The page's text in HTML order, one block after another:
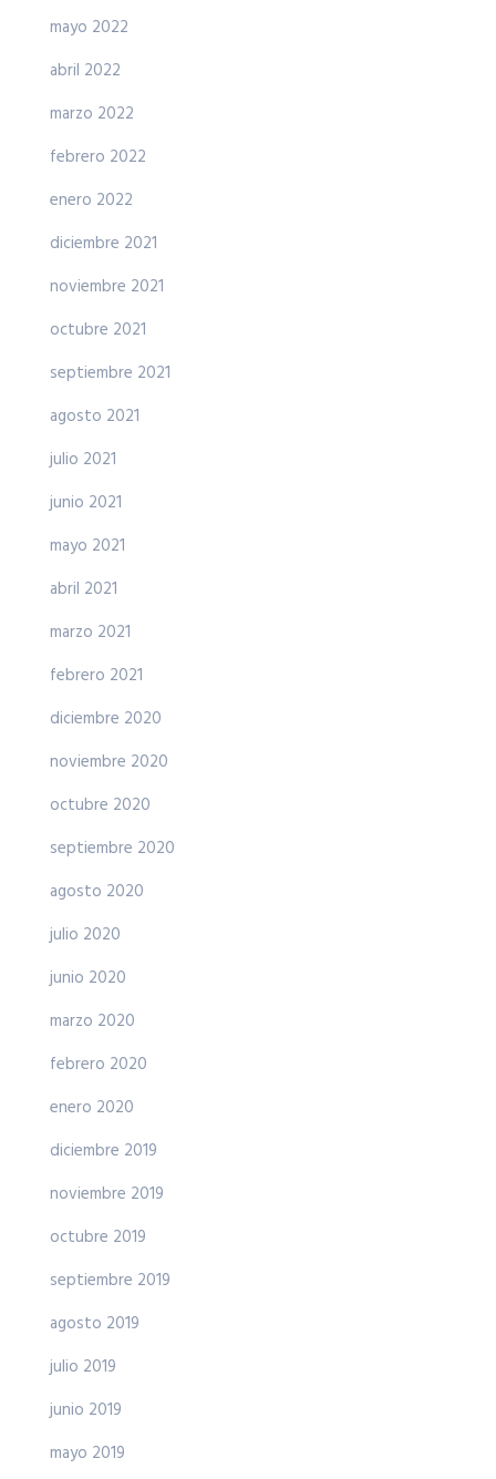
mayo 2022
abril 2022
marzo 2022
febrero 2022
enero 2022
diciembre 2021
noviembre 2021
octubre 2021
septiembre 2021
agosto 2021
julio 2021
junio 2021
mayo 2021
abril 2021
marzo 2021
febrero 2021
diciembre 2020
noviembre 2020
octubre 2020
septiembre 2020
agosto 2020
julio 2020
junio 2020
marzo 2020
febrero 2020
enero 2020
diciembre 2019
noviembre 2019
octubre 2019
septiembre 2019
agosto 2019
julio 2019
junio 2019
mayo 2019